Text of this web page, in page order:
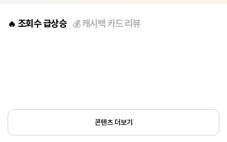
🔥 조회수 급상승 💰캐시백 카드 리뷰
콘텐츠 더보기